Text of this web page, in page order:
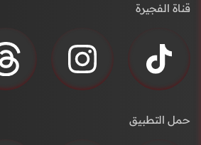
قناة الفجيرة
حمل التطبيق